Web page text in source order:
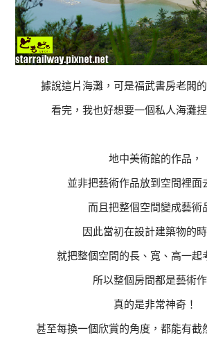
據說這片海灘，可是福武書房老闆
看完，我也好想要一個私人海灘捏
地中美術館的作品，
並非把藝術作品放到空間裡面
而且把整個空間變成藝術
因此當初在設計建築物的時
就把整個空間的長、寬、高一起
所以整個房間都是藝術
真的是非常神奇！
甚至每換一個欣賞的角度，都能有截